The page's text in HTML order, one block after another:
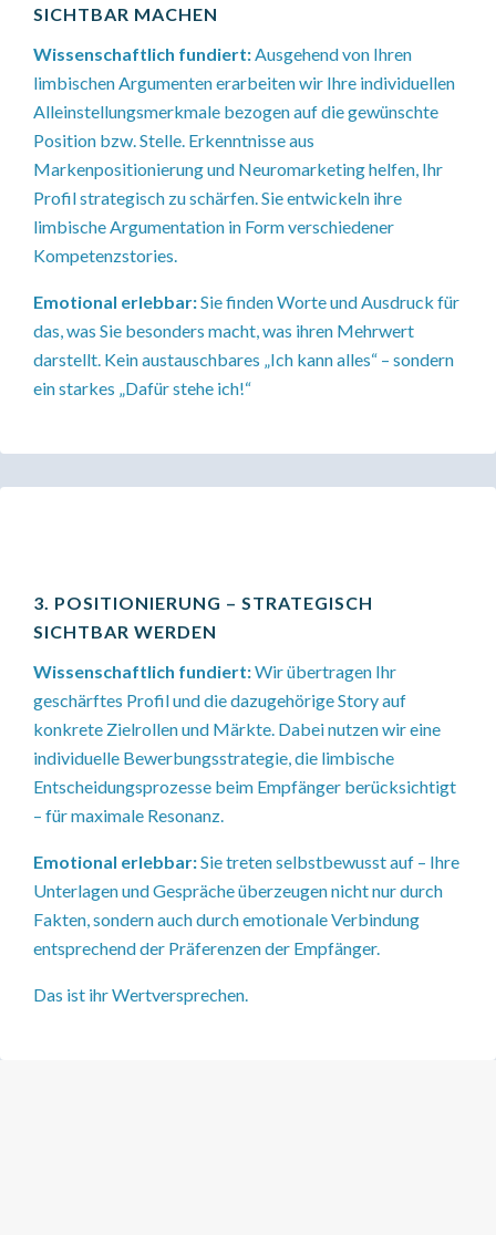
SICHTBAR MACHEN
Wissenschaftlich fundiert:Ausgehend von Ihren
limbischen Argumenten erarbeiten wir Ihre individuellen
Alleinstellungsmerkmale bezogen auf die gewünschte
Position bzw. Stelle. Erkenntnisse aus
Markenpositionierung und Neuromarketing helfen, Ihr
Profil strategisch zu schärfen. Sie entwickeln ihre
limbische Argumentation in Form verschiedener
Kompetenzstories.
Emotional erlebbar:Sie finden Worte und Ausdruck für
das, was Sie besonders macht, was ihren Mehrwert
darstellt. Kein austauschbares „Ich kann alles“ – sondern
ein starkes „Dafür stehe ich!“
3. POSITIONIERUNG – STRATEGISCH
SICHTBAR WERDEN
Wissenschaftlich fundiert:Wir übertragen Ihr
geschärftes Profil und die dazugehörige Story auf
konkrete Zielrollen und Märkte. Dabei nutzen wir eine
individuelle Bewerbungsstrategie, die limbische
Entscheidungsprozesse beim Empfänger berücksichtigt
– für maximale Resonanz.
Emotional erlebbar:Sie treten selbstbewusst auf – Ihre
Unterlagen und Gespräche überzeugen nicht nur durch
Fakten, sondern auch durch emotionale Verbindung
entsprechend der Präferenzen der Empfänger.
Das ist ihr Wertversprechen.